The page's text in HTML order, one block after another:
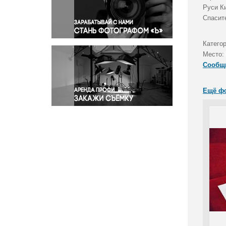
Правосудие
Происшествия и конфликты
Религия
Светская жизнь
Спорт
Экология
Экономика и бизнес
Руси
Место:
Ещё